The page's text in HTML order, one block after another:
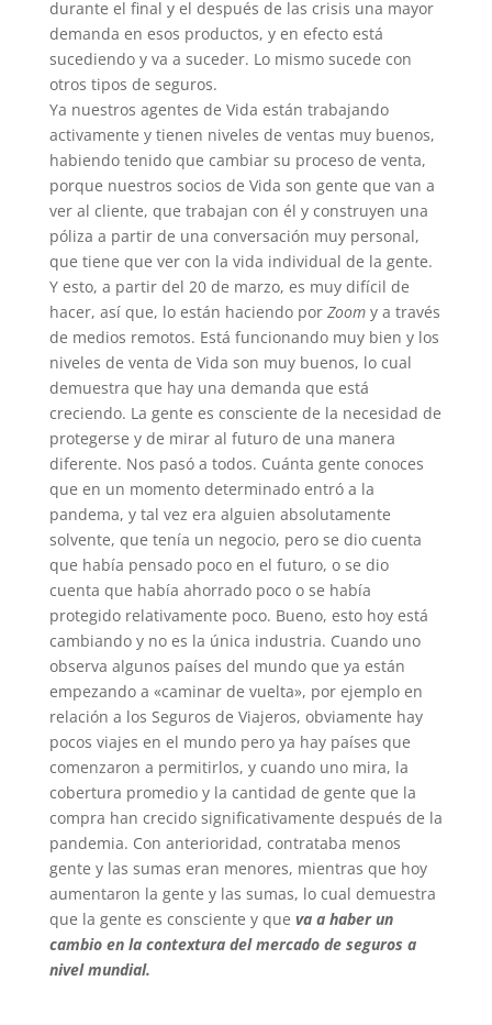
durante el final y el después de las crisis una mayor
demanda en esos productos, y en efecto está
sucediendo y va a suceder. Lo mismo sucede con
otros tipos de seguros.
Ya nuestros agentes de Vida están trabajando
activamente y tienen niveles de ventas muy buenos,
habiendo tenido que cambiar su proceso de venta,
porque nuestros socios de Vida son gente que van a
ver al cliente, que trabajan con él y construyen una
póliza a partir de una conversación muy personal,
que tiene que ver con la vida individual de la gente.
Y esto, a partir del 20 de marzo, es muy difícil de
hacer, así que, lo están haciendo por Zoomy a través
de medios remotos. Está funcionando muy bien y los
niveles de venta de Vida son muy buenos, lo cual
demuestra que hay una demanda que está
creciendo. La gente es consciente de la necesidad de
protegerse y de mirar al futuro de una manera
diferente. Nos pasó a todos. Cuánta gente conoces
que en un momento determinado entró a la
pandema, y tal vez era alguien absolutamente
solvente, que tenía un negocio, pero se dio cuenta
que había pensado poco en el futuro, o se dio
cuenta que había ahorrado poco o se había
protegido relativamente poco. Bueno, esto hoy está
cambiando y no es la única industria. Cuando uno
observa algunos países del mundo que ya están
empezando a «caminar de vuelta», por ejemplo en
relación a los Seguros de Viajeros, obviamente hay
pocos viajes en el mundo pero ya hay países que
comenzaron a permitirlos, y cuando uno mira, la
cobertura promedio y la cantidad de gente que la
compra han crecido significativamente después de la
pandemia. Con anterioridad, contrataba menos
gente y las sumas eran menores, mientras que hoy
aumentaron la gente y las sumas, lo cual demuestra
que la gente es consciente y que va a haber un
cambio en la contextura del mercado de seguros a
nivel mundial.